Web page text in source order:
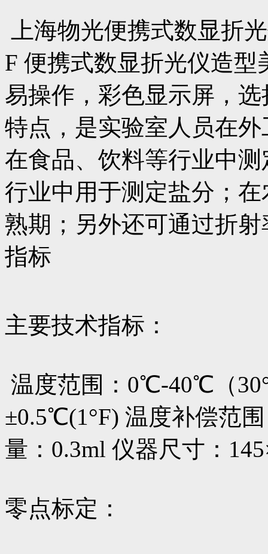
上海物光便携式数显折
F 便携式数显折光仪造
易操作，彩色显示屏，
特点，是实验室人员在
在食品、饮料等行业中
行业中用于测定盐分；
熟期；另外还可通过折
指标
主要技术指标：
温度范围：0℃-40℃（
±0.5℃(1°F) 温度补偿范
量：0.3ml 仪器尺寸：
零点标定：